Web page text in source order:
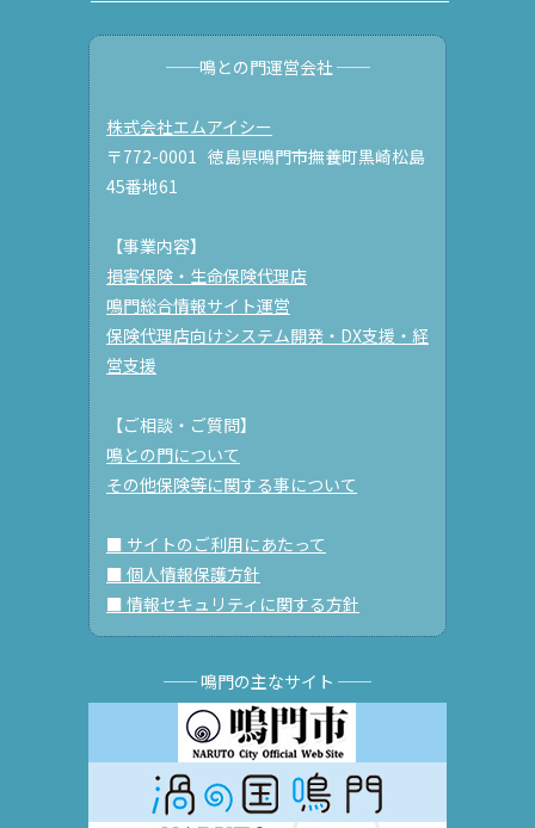
──鳴との門運営会社 ──
株式会社エムアイシー
〒772-0001 徳島県鳴門市撫養町黒崎松島
45番地61
【事業内容】
損害保険・生命保険代理店
鳴門総合情報サイト運営
保険代理店向けシステム開発・DX支援・経
営支援
【ご相談・ご質問】
鳴との門について
その他保険等に関する事について
■ サイトのご利用にあたって
■ 個人情報保護方針
■ 情報セキュリティに関する方針
── 鳴門の主なサイト ──